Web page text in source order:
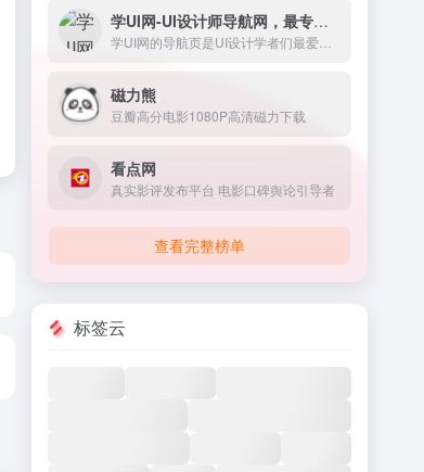
学UI网-UI设计师导航网，最专业的UI设计网站
磁力熊
豆瓣高分电影1080P高清磁力下载
看点网
真实影评发布平台 电影口碑舆论引导者
查看完整榜单
标签云